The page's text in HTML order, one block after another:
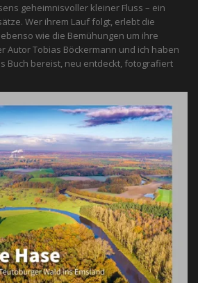
geheimnisvoller kleiner Fluss – ein
Wer ihrem Lauf folgt, erlebt die
wie die Bemühungen um ihre
Autor Tobias Böckermann und ich haben
Buch bereist, neu entdeckt, fotografiert